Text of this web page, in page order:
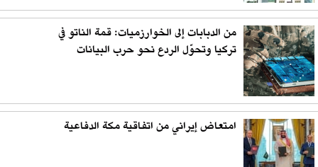
من الدبابات إلى الخوارزميات: قمة الناتو في
تركيا وتحوّل الردع نحو حرب البيانات
امتعاض إيراني من اتفاقية مكة الدفاعية